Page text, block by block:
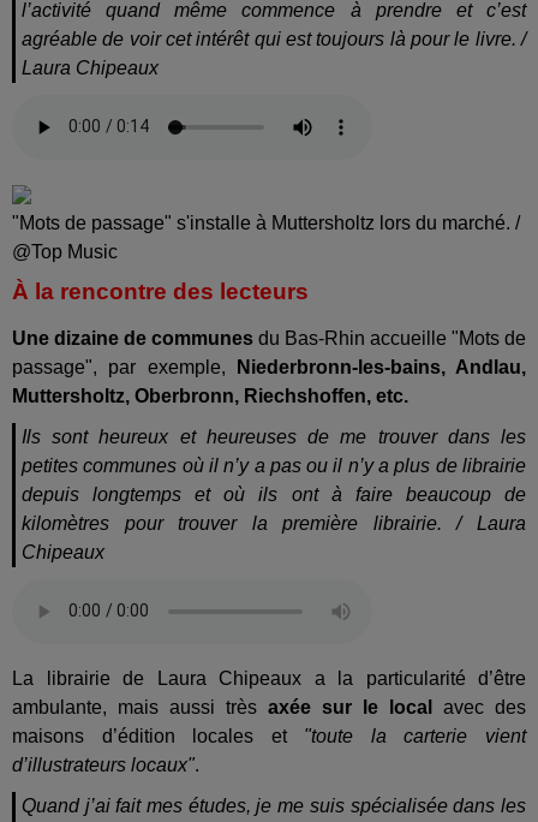
l’activité quand même commence à prendre et c’est
agréable de voir cet intérêt qui est toujours là pour le livre. /
Laura Chipeaux
"Mots de passage" s'installe à Muttersholtz lors du marché. /
@Top Music
À la rencontre des lecteurs
Une dizaine de communes du Bas-Rhin accueille "Mots de
passage", par exemple,
Niederbronn-les-bains, Andlau,
Muttersholtz, Oberbronn, Riechshoffen, etc.
Ils sont heureux et heureuses de me trouver dans les
petites communes où il n’y a pas ou il n’y a plus de librairie
depuis longtemps et où ils ont à faire beaucoup de
kilomètres pour trouver la première librairie. / Laura
Chipeaux
La librairie de Laura Chipeaux a la particularité d’être
ambulante, mais aussi très axée sur le local
avec des
maisons d’édition locales et "toute la carterie vient
d’illustrateurs locaux".
Quand j’ai fait mes études, je me suis spécialisée dans les